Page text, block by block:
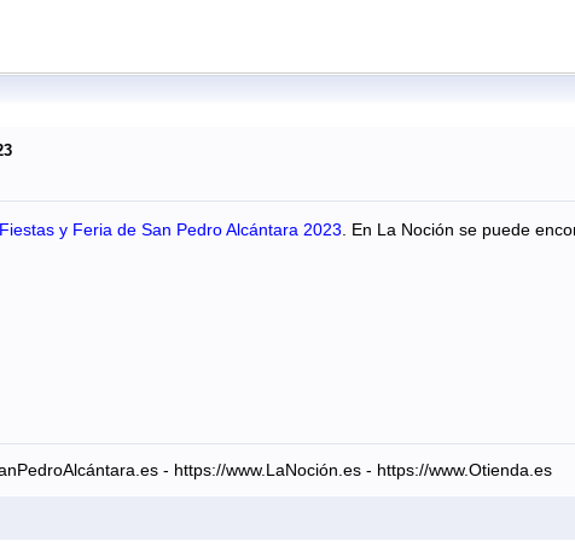
y Feria de San Pedro Alcántara 2023 . En La Noción se puede
- https://www.LaNoción.es - https://www.Otienda.es